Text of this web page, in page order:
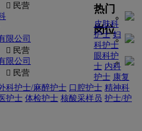
 民营
限公司
 民营
限公司
 民营
热门
岗位
皮肤科
护士 妇
科护士
眼科护
士 内科
护士 康复
科护士/麻醉护士 口腔护士 精神科
护士 体检护士 核酸采样员 护士/护